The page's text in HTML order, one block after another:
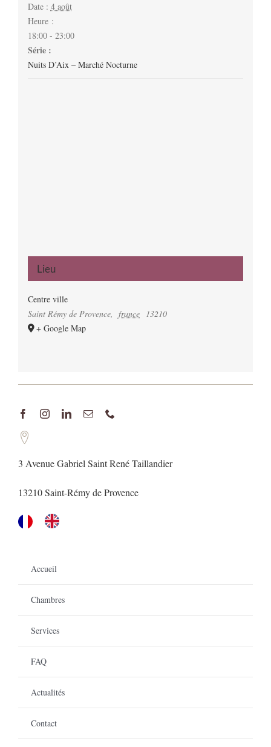
Date : 4 août
Heure :
18:00 - 23:00
Série :
Nuits D’Aix – Marché Nocturne
Lieu
Centre ville
Saint Rémy de Provence, france
13210
+ Google Map
3 Avenue Gabriel Saint René Taillandier
13210 Saint-Rémy de Provence
Accueil
Chambres
Services
FAQ
Actualités
Contact